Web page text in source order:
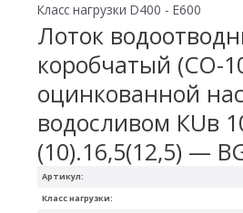
Артикул:
Класс нагрузки:
Класс нагрузки D400 - E600
Лоток
коробчатый (СО-
оцинкованной
водосливом КUв
(10).16,5(12,5) —